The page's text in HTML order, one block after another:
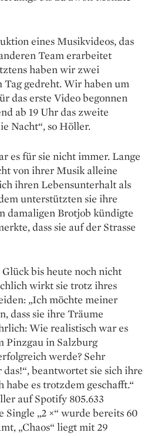
eines Musikvideos, das
Team erarbeitet
haben wir zwei
Tag gedreht. Wir haben um
das erste Video begonnen
ab 19 Uhr das zweite
Nacht“, so Höller.
es für sie nicht immer. Lange
von ihrer Musik alleine
ihren Lebensunterhalt als
unterstützten sie ihre
damaligen Brotjob kündigte
dass sie auf der Strasse
bis heute noch nicht
wirkt sie trotz ihres
„Ich möchte meiner
dass sie ihre Träume
Wie realistisch war es
Pinzgau in Salzburg
werde? Sehr
beantwortet sie sich ihre
habe es trotzdem geschafft.“
auf Spotify 805.633
„2 ×“ wurde bereits 60
„Chaos“ liegt mit 29